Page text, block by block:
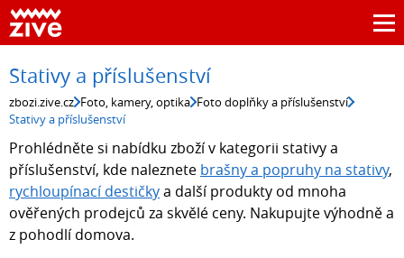
Stativy a příslušenství
zbozi.zive.cz Foto, kamery, optika Foto doplňky a příslušenství
Stativy a příslušenství
Prohlédněte si nabídku zboží v kategorii stativy a
příslušenství, kde naleznete brašny a popruhy na stativy,
rychloupínací destičkya další produkty od mnoha
ověřených prodejců za skvělé ceny. Nakupujte výhodně a
z pohodlí domova.